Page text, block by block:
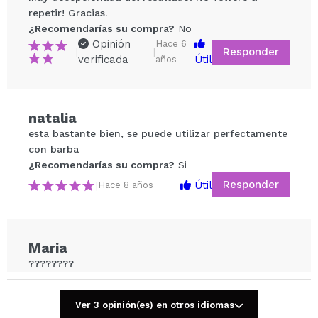
Tu vídeo podría ser el primero. Imagínatelo...
Si No
repetir! Gracias.
¿Recomendarías su compra? No
|
Opinión
verificada
|
Hace 6
años
Útil
Responder
natalia
esta bastante bien, se puede utilizar perfectamente
con barba
¿Recomendarías su compra? Si
| Hace 8 años Útil Responder
Maria
????????
¿Recomendarías su compra?Si
| Hace 8 años Útil
Ver 3 opinión(es) en otros idiomas